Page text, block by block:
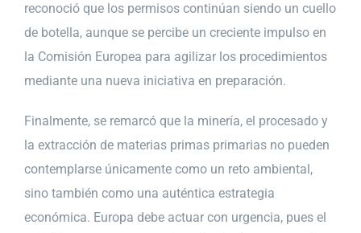
reconoció que los permisos continúan siendo un cuello
de botella, aunque se percibe un creciente impulso en
la Comisión Europea para agilizar los procedimientos
mediante una nueva iniciativa en preparación.
Finalmente, se remarcó que la minería, el procesado y
la extracción de materias primas primarias no pueden
contemplarse únicamente como un reto ambiental,
sino también como una auténtica estrategia
económica. Europa debe actuar con urgencia, pues el